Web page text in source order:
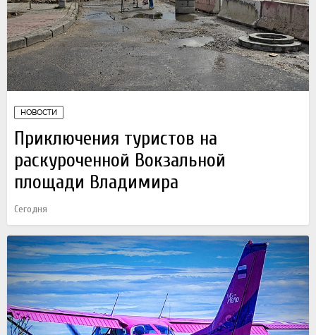
НОВОСТИ
Приключения туристов на
раскуроченной Вокзальной
площади Владимира
Сегодня